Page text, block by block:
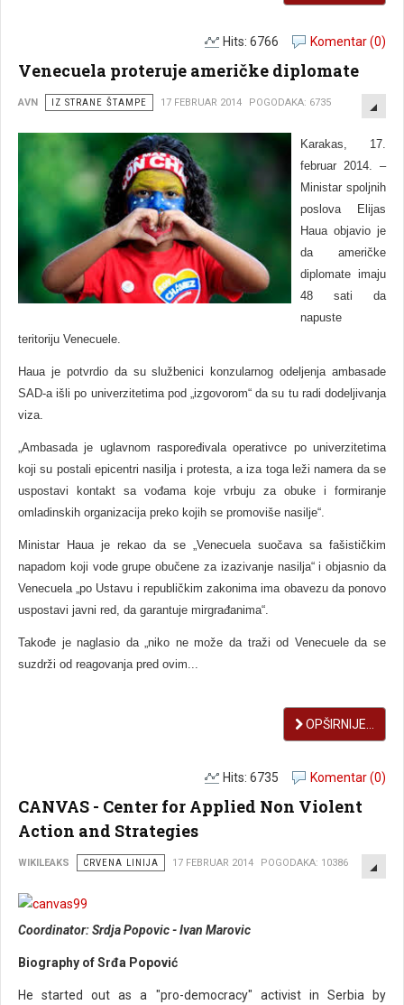
Komentar (0)
Hits: 6766
Venecuela proteruje američke diplomate
AVN IZ STRANE ŠTAMPE 17 FEBRUAR 2014 POGODAKA: 6735
Karakas, 17.
februar 2014. –
Ministar spoljnih
poslova Elijas
Haua objavio je
da američke
diplomate imaju
48 sati da
napuste
teritoriju Venecuele.
Haua je potvrdio da su službenici konzularnog odeljenja ambasade
SAD-a išli po univerzitetima pod „izgovorom“ da su tu radi dodeljivanja
viza.
„Ambasada je uglavnom raspoređivala operativce po univerzitetima
koji su postali epicentri nasilja i protesta, a iza toga leži namera da se
uspostavi kontakt sa vođama koje vrbuju za obuke i formiranje
omladinskih organizacija preko kojih se promoviše nasilje“.
Ministar Haua je rekao da se „Venecuela suočava sa fašističkim
napadom koji vode grupe obučene za izazivanje nasilja“ i objasnio da
Venecuela „po Ustavu i republičkim zakonima ima obavezu da ponovo
uspostavi javni red, da garantuje mirgrađanima“.
Takođe je naglasio da „niko ne može da traži od Venecuele da se
suzdrži od reagovanja pred ovim...
OPŠIRNIJE...
Komentar (0)
Hits: 6735
CANVAS - Center for Applied Non Violent
Action and Strategies
WIKILEAKS CRVENA LINIJA 17 FEBRUAR 2014 POGODAKA: 10386
Coordinator: Srdja Popovic - Ivan Marovic
Biography of Srđa Popović
He started out as a "pro-democracy" activist in Serbia by